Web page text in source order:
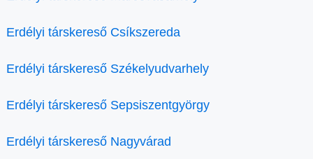
Erdélyi társkereső Csíkszereda
Erdélyi társkereső Székelyudvarhely
Erdélyi társkereső Sepsiszentgyörgy
Erdélyi társkereső Nagyvárad